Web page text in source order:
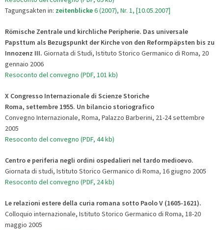
Tagungsakten in: zeitenblicke6 (2007), Nr. 1, [10.05.2007]
Römische Zentrale und kirchliche Peripherie. Das universale
Papsttum als Bezugspunkt der Kirche von den Reformpäpsten bis zu
Innozenz III. Giornata di Studi, Istituto Storico Germanico di Roma, 20
gennaio 2006
Resoconto del convegno (PDF, 101 kb)
X Congresso Internazionale di Scienze Storiche
Roma, settembre 1955. Un bilancio storiografico
Convegno Internazionale, Roma, Palazzo Barberini, 21-24 settembre
2005
Resoconto del convegno (PDF, 44 kb)
Centro e periferia negli ordini ospedalieri nel tardo medioevo.
Giornata di studi, Istituto Storico Germanico di Roma, 16 giugno 2005
Resoconto del convegno (PDF, 24 kb)
Le relazioni estere della curia romana sotto Paolo V (1605-1621).
Colloquio internazionale, Istituto Storico Germanico di Roma, 18-20
maggio 2005